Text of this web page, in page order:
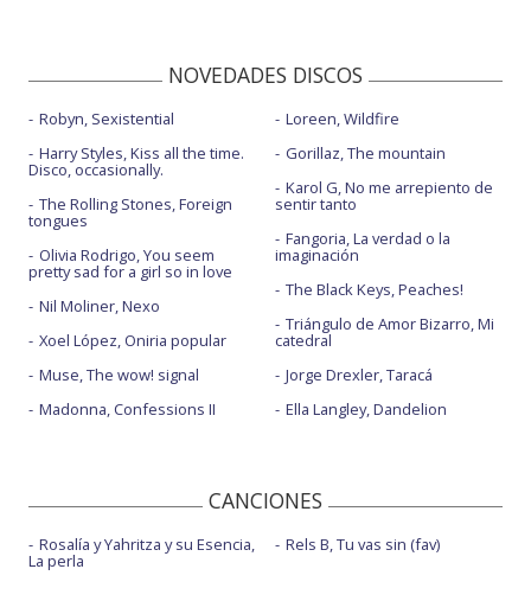
NOVEDADES DISCOS
Robyn, Sexistential
Harry Styles, Kiss all the time.
Disco, occasionally.
The Rolling Stones, Foreign
tongues
Olivia Rodrigo, You seem
pretty sad for a girl so in love
Nil Moliner, Nexo
Xoel López, Oniria popular
Muse, The wow! signal
Madonna, Confessions II
Loreen, Wildfire
Gorillaz, The mountain
Karol G, No me arrepiento de
sentir tanto
Fangoria, La verdad o la
imaginación
The Black Keys, Peaches!
Triángulo de Amor Bizarro, Mi
catedral
Jorge Drexler, Taracá
Ella Langley, Dandelion
CANCIONES
Rosalía y Yahritza y su Esencia,
La perla
Rels B, Tu vas sin (fav)